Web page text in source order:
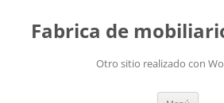
Fabrica de
Otro sitio realizado con